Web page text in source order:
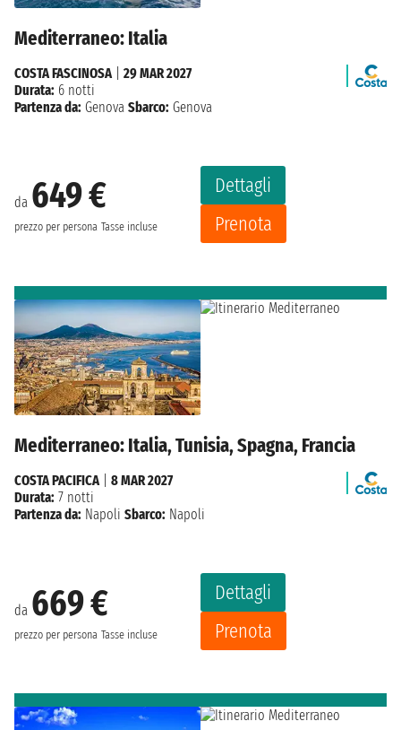
Mediterraneo: Italia
da 649 €
prezzo per persona Tasse incluse
Dettagli
Prenota
COSTA FASCINOSA
29 MAR 2027
Durata: 6 notti
Partenza da: Genova Sbarco: Genova
Mediterraneo: Italia, Tunisia, Spagna, Francia
da 669 €
prezzo per persona Tasse incluse
Dettagli
Prenota
COSTA PACIFICA| 8 MAR 2027
Durata: 7 notti
Partenza da: Napoli Sbarco: Napoli